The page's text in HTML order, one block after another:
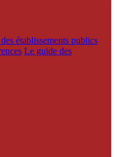
établissements publics
Le guide des